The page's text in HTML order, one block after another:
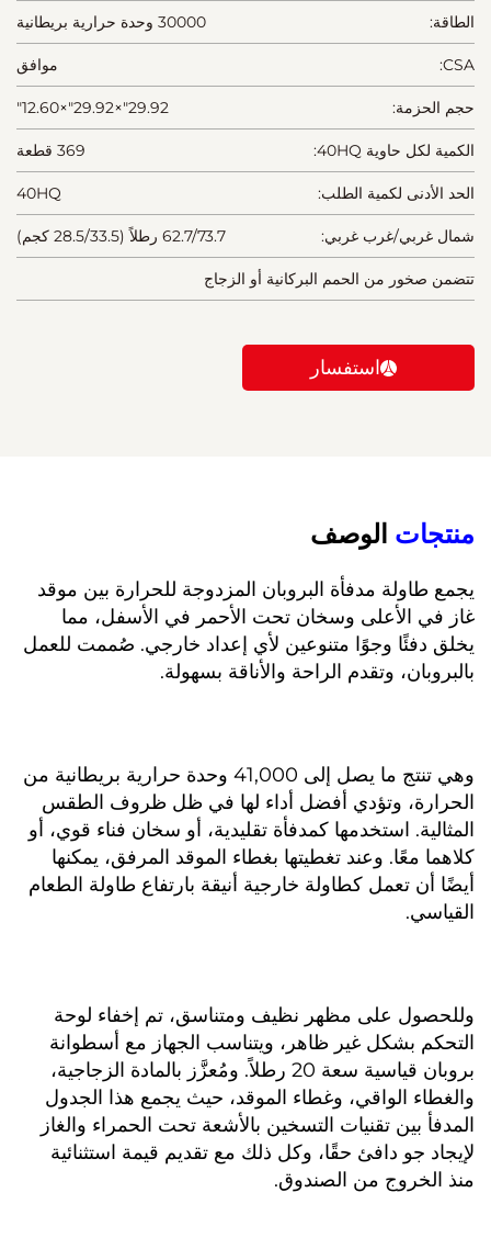
الطاقة: 30000 وحدة حرارية بريطانية
CSA: موافق
حجم الحزمة: 29.92"×29.92"×12.60"
الكمية لكل حاوية 40HQ: 369 قطعة
الحد الأدنى لكمية الطلب: 40HQ
شمال غربي/غرب غربي: 62.7/73.7 رطلاً (28.5/33.5 كجم)
تتضمن صخور من الحمم البركانية أو الزجاج
استفسار
منتجات الوصف
يجمع طاولة مدفأة البروبان المزدوجة للحرارة بين موقد
غاز في الأعلى وسخان تحت الأحمر في الأسفل، مما
يخلق دفئًا وجوًا متنوعين لأي إعداد خارجي. صُممت للعمل
بالبروبان، وتقدم الراحة والأناقة بسهولة.
وهي تنتج ما يصل إلى 41,000 وحدة حرارية بريطانية من
الحرارة، وتؤدي أفضل أداء لها في ظل ظروف الطقس
المثالية. استخدمها كمدفأة تقليدية، أو سخان فناء قوي، أو
كلاهما معًا. وعند تغطيتها بغطاء الموقد المرفق، يمكنها
أيضًا أن تعمل كطاولة خارجية أنيقة بارتفاع طاولة الطعام
القياسي.
وللحصول على مظهر نظيف ومتناسق، تم إخفاء لوحة
التحكم بشكل غير ظاهر، ويتناسب الجهاز مع أسطوانة
بروبان قياسية سعة 20 رطلاً. ومُعزَّز بالمادة الزجاجية،
والغطاء الواقي، وغطاء الموقد، حيث يجمع هذا الجدول
المدفأ بين تقنيات التسخين بالأشعة تحت الحمراء والغاز
لإيجاد جو دافئ حقًا، وكل ذلك مع تقديم قيمة استثنائية
منذ الخروج من الصندوق.